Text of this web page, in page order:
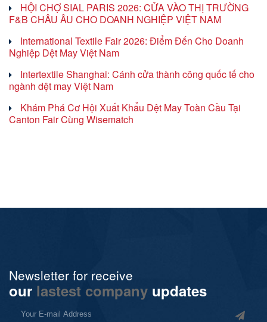
HỘI CHỢ SIAL PARIS 2026: CỬA VÀO THỊ TRƯỜNG
F&B CHÂU ÂU CHO DOANH NGHIỆP VIỆT NAM
International Textile Fair 2026: Điểm Đến Cho Doanh
Nghiệp Dệt May Việt Nam
Intertextile Shanghai: Cánh cửa thành công quốc tế cho
ngành dệt may Việt Nam
Khám Phá Cơ Hội Xuất Khẩu Dệt May Toàn Cầu Tại
Canton Fair Cùng Wisematch
Newsletter for receive
our lastest company updates